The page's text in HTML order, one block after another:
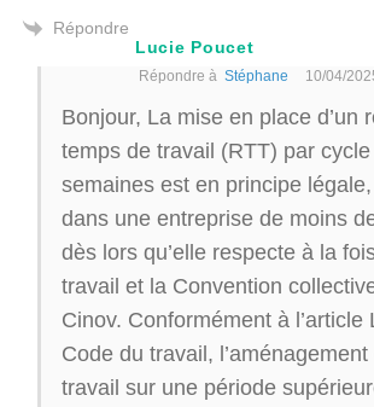
Répondre
Lucie Poucet
Répondre à Stéphane 10/04/
Bonjour, La mise en place d’un
temps de travail (RTT) par
semaines est en principe
dans une entreprise de moins
dès lors qu’elle respecte à la
travail et la Convention
Cinov. Conformément à l’article
Code du travail,
travail sur une période